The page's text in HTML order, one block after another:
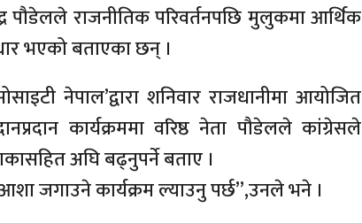
पौडेलले राजनीतिक परिवर्तनपछि मुलुकमा आर्थिक
भएको बताएका छन् ।
नेपाल’द्वारा शनिवार राजधानीमा आयोजित
कार्यक्रममा वरिष्ठ नेता पौडेलले कांग्रेसले
अघि बढ्नुपर्ने बताए ।
जगाउने कार्यक्रम ल्याउनु पर्छ”,उनले भने ।